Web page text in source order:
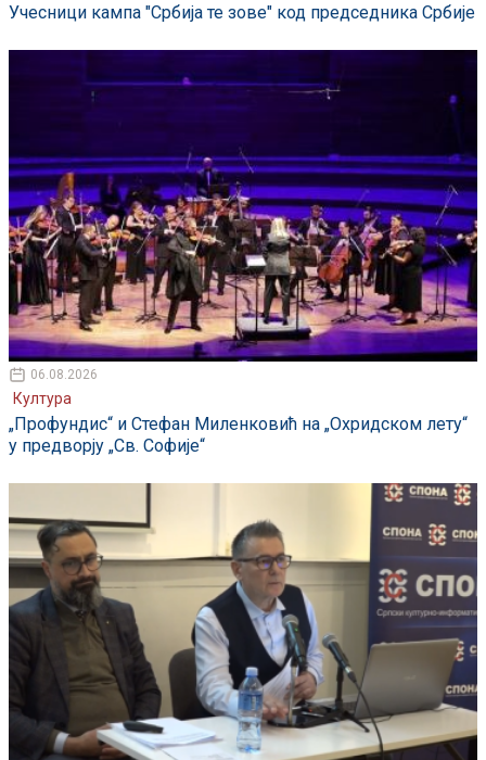
Учесници кампа "Србија те зове" код председника Србије
06.08.2026
Култура
„Профундис“ и Стефан Миленковић на „Охридском лету“
у предворју „Св. Софије“